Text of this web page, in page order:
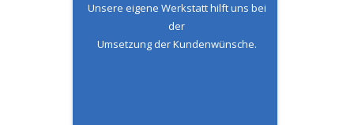
Unsere eigene Werkstatt hilft uns bei
der
Umsetzung der Kundenwünsche.